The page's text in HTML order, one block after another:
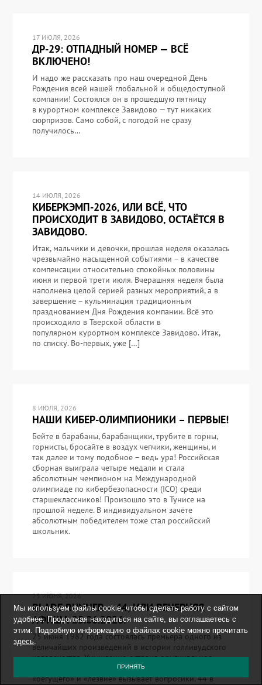
17 ИЮЛЯ, 2026
ДР-29: ОТПАДНЫЙ НОМЕР — ВСЁ
ВКЛЮЧЕНО!
И надо же рассказать про наш очередной День
Рождения всей нашей глобальной и общедоступной
компании! Состоялся он в прошедшую пятницу
в курортном комплексе Завидово — тут никаких
сюрпризов. Само собой, с погодой не сразу
получилось…
14 ИЮЛЯ, 2026
КИБЕРКЭМП-2026, ИЛИ ВСЁ, ЧТО
ПРОИСХОДИТ В ЗАВИДОВО, ОСТАЁТСЯ В
ЗАВИДОВО.
Итак, мальчики и девочки, прошлая неделя оказалась
чрезвычайно насыщенной событиями – в качестве
компенсации относительно спокойных половины
июня и первой трети июля. Вчерашняя неделя была
наполнена целой серией разных мероприятий, а в
завершение – кульминация традиционным
празднованием Дня Рождения компании. Всё это
происходило в Тверской области в
популярном курортном комплексе Завидово. Итак,
по списку. Во-первых, уже […]
8 ИЮЛЯ, 2026
НАШИ КИБЕР-ОЛИМПИОНИКИ – ПЕРВЫЕ!
Бейте в барабаны, барабанщики, трубите в горны,
горнисты, бросайте в воздух чепчики, женщины, и
так далее и тому подобное – ведь ура! Российская
сборная выиграла четыре медали и стала
абсолютным чемпионом на Международной
олимпиаде по кибербезопасности (ICO) среди
старшеклассников! Произошло это в Тунисе на
прошлой неделе. В индивидуальном зачёте
абсолютным победителем тоже стал российский
школьник.
25 ИЮНЯ, 2026
BLADE RUNNER – 44, ИЛИ ВЕЧЕРНЯЯ
АФИША 25.06.2026.
25 июня 1982 года состоялась премьера одного из
величайших произведений в истории голливудского
человечества. Умышленно оставил оригинальное
название фильма, потому что русский перевод про
«бегущего» и «лезвие» вызывает вопросики. 44 в
Мы используем файлы cookie, чтобы сделать работу с сайтом
удобнее. Продолжая находиться на сайте, вы соглашаетесь с
этим. Подробную информацию о файлах cookie можно прочитать
здесь.
ПРИНЯТЬ